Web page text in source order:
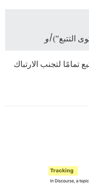
التتبع”)أو
تمامًا لتجنب الارتباك